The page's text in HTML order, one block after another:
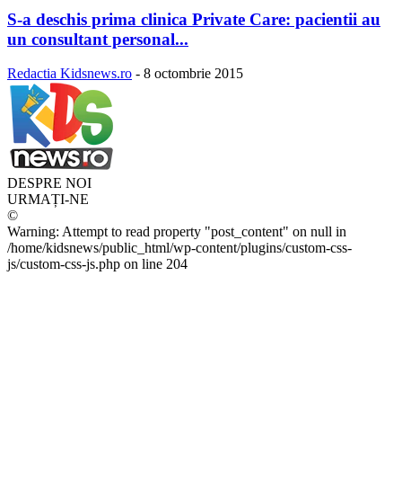
S-a deschis prima clinica Private Care: pacientii au
un consultant personal...
Redactia Kidsnews.ro - 8 octombrie 2015
DESPRE NOI
URMAȚI-NE
©
Warning: Attempt to read property "post_content" on null in
/home/kidsnews/public_html/wp-content/plugins/custom-css-
js/custom-css-js.php on line 204